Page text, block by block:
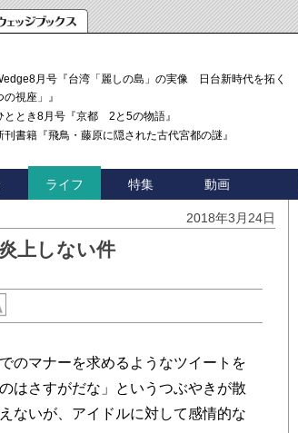
月号『台湾「麗しの島」の実像 日台新時代を拓く「3
の視座」』
ととき8月号『京都 2と5の物語』
刊書籍『飛鳥・藤原に隠された古代宮都の謎』
ライフ 特集 動画
2018年3月24日
上しない件
のマナーを求めるようなツイートを
はさすがだな」というつぶやきが散
ないが、アイドルに対して感情的な